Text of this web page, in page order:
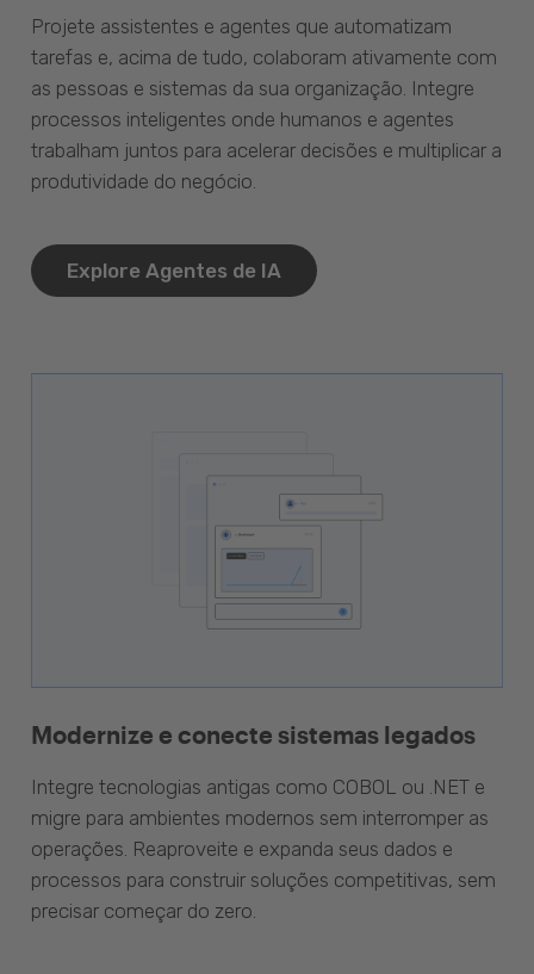
Projete assistentes e agentes que automatizam
tarefas e, acima de tudo, colaboram ativamente com
as pessoas e sistemas da sua organização. Integre
processos inteligentes onde humanos e agentes
trabalham juntos para acelerar decisões e multiplicar a
produtividade do negócio.
Explore Agentes de IA
Modernize e conecte sistemas legados
Integre tecnologias antigas como COBOL ou .NET e
migre para ambientes modernos sem interromper as
operações. Reaproveite e expanda seus dados e
processos para construir soluções competitivas, sem
precisar começar do zero.